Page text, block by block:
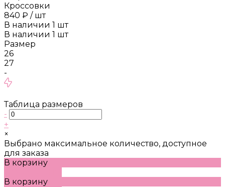
Кроссовки
840 ₽ / шт
В наличии 1 шт
В наличии 1 шт
Размер
26
27
-
Таблица размеров
-
+
×
Выбрано максимальное количество, доступное
для заказа
В корзину
В корзину